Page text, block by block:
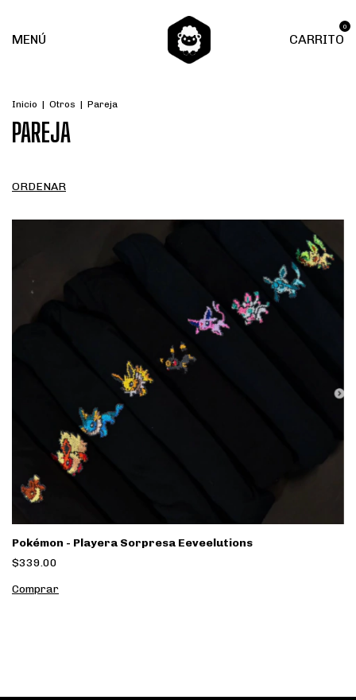
MENÚ CARRITO
0
Inicio | Otros | Pareja
PAREJA
ORDENAR
Pokémon - Playera Sorpresa Eeveelutions
$339.00
Comprar